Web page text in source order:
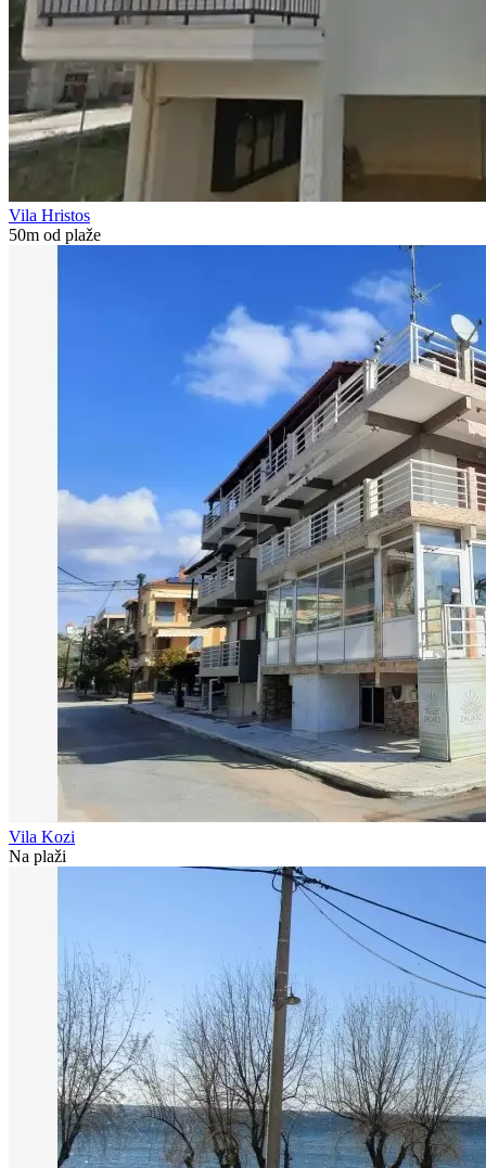
Vila Hristos
50m od plaže
Vila Kozi
Na plaži